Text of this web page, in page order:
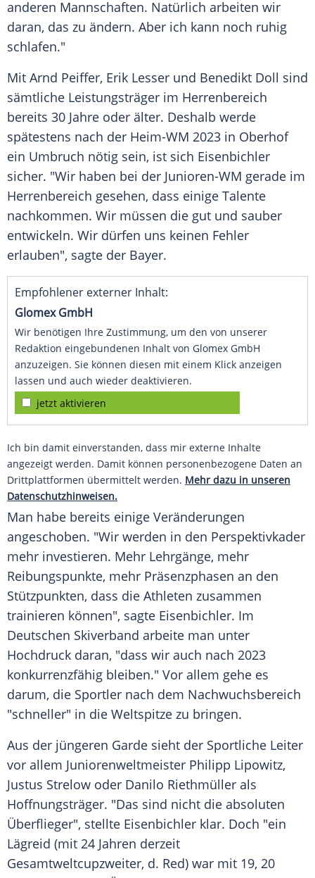
anderen Mannschaften. Natürlich arbeiten wir
daran, das zu ändern. Aber ich kann noch ruhig
schlafen."
Mit Arnd Peiffer, Erik Lesser und Benedikt Doll sind
sämtliche Leistungsträger im Herrenbereich
bereits 30 Jahre oder älter. Deshalb werde
spätestens nach der Heim-WM 2023 in Oberhof
ein Umbruch nötig sein, ist sich Eisenbichler
sicher. "Wir haben bei der Junioren-WM gerade im
Herrenbereich gesehen, dass einige Talente
nachkommen. Wir müssen die gut und sauber
entwickeln. Wir dürfen uns keinen Fehler
erlauben", sagte der Bayer.
Empfohlener externer Inhalt:
Glomex GmbH
Wir benötigen Ihre Zustimmung, um den von unserer
Redaktion eingebundenen Inhalt von Glomex GmbH
anzuzeigen. Sie können diesen mit einem Klick anzeigen
lassen und auch wieder deaktivieren.
jetzt aktivieren
Ich bin damit einverstanden, dass mir externe Inhalte
angezeigt werden. Damit können personenbezogene Daten an
Drittplattformen übermittelt werden. Mehr dazu in unseren
Datenschutzhinweisen.
Man habe bereits einige Veränderungen
angeschoben. "Wir werden in den Perspektivkader
mehr investieren. Mehr Lehrgänge, mehr
Reibungspunkte, mehr Präsenzphasen an den
Stützpunkten, dass die Athleten zusammen
trainieren können", sagte Eisenbichler. Im
Deutschen Skiverband arbeite man unter
Hochdruck daran, "dass wir auch nach 2023
konkurrenzfähig bleiben." Vor allem gehe es
darum, die Sportler nach dem Nachwuchsbereich
"schneller" in die Weltspitze zu bringen.
Aus der jüngeren Garde sieht der Sportliche Leiter
vor allem Juniorenweltmeister Philipp Lipowitz,
Justus Strelow oder Danilo Riethmüller als
Hoffnungsträger. "Das sind nicht die absoluten
Überflieger", stellte Eisenbichler klar. Doch "ein
Lägreid (mit 24 Jahren derzeit
Gesamtweltcupzweiter, d. Red) war mit 19, 20